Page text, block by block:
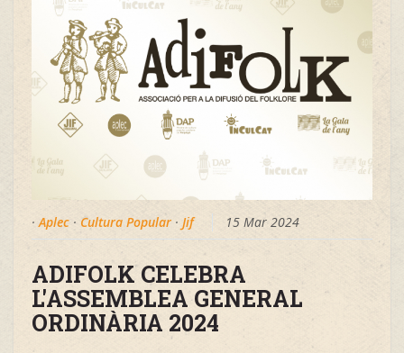
· Aplec · Cultura Popular · Jif 15 Mar 2024
ADIFOLK CELEBRA
L'ASSEMBLEA GENERAL
ORDINÀRIA 2024